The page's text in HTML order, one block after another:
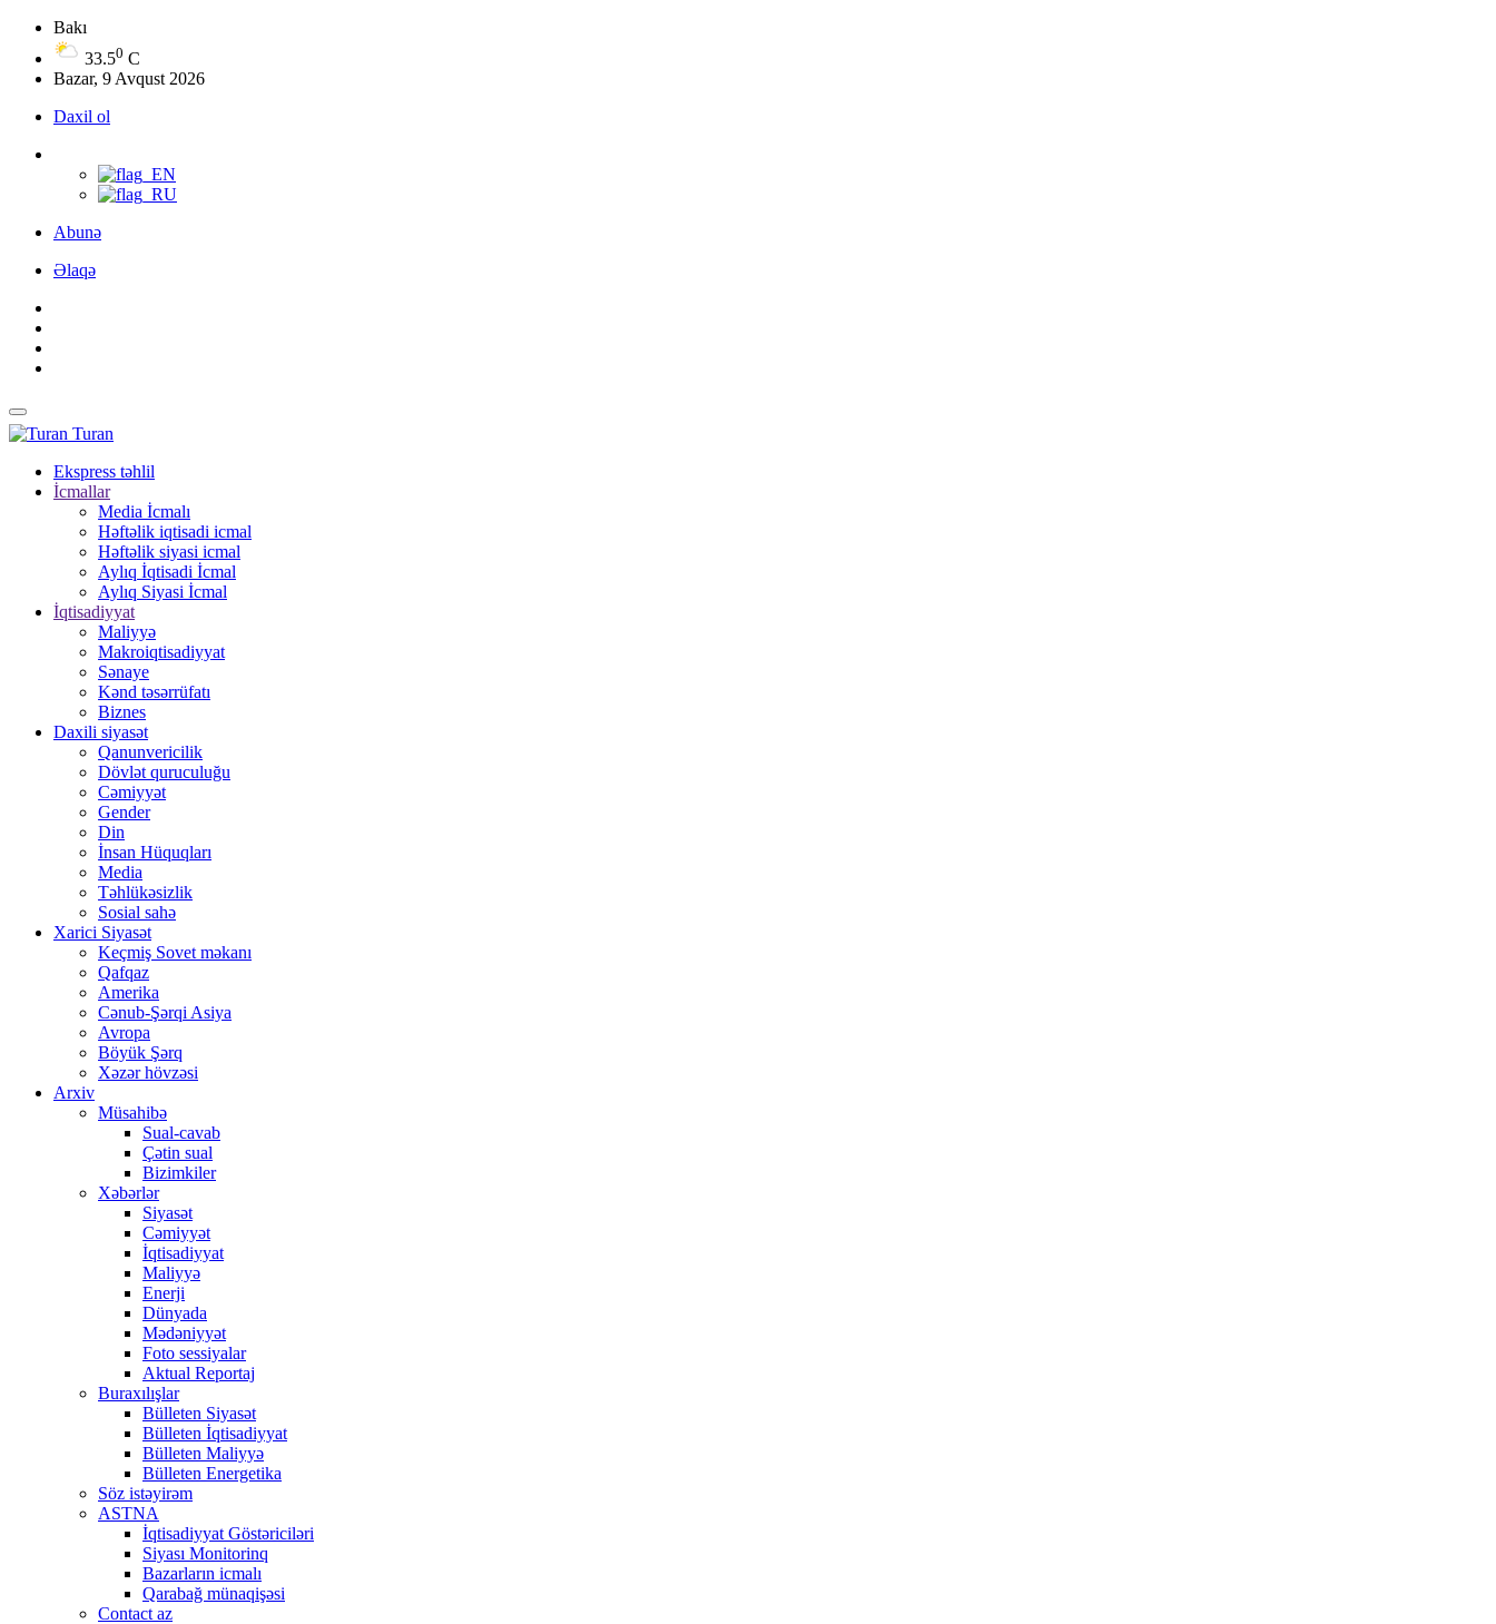
Bakı
33.50 C
Bazar, 9 Avqust 2026
Daxil ol
Abunə
Əlaqə
Turan
Ekspress təhlil
İcmallar
Media İcmalı
Həftəlik iqtisadi icmal
Həftəlik siyasi icmal
Aylıq İqtisadi İcmal
Aylıq Siyasi İcmal
İqtisadiyyat
Maliyyə
Makroiqtisadiyyat
Sənaye
Kənd təsərrüfatı
Biznes
Daxili siyasət
Qanunvericilik
Dövlət quruculuğu
Cəmiyyət
Gender
Din
İnsan Hüquqları
Media
Təhlükəsizlik
Sosial sahə
Xarici Siyasət
Keçmiş Sovet məkanı
Qafqaz
Amerika
Cənub-Şərqi Asiya
Avropa
Böyük Şərq
Xəzər hövzəsi
Arxiv
Müsahibə
Sual-cavab
Çətin sual
Bizimkiler
Xəbərlər
Siyasət
Cəmiyyət
İqtisadiyyat
Maliyyə
Enerji
Dünyada
Mədəniyyət
Foto sessiyalar
Aktual Reportaj
Buraxılışlar
Bülleten Siyasət
Bülleten İqtisadiyyat
Bülleten Maliyyə
Bülleten Energetika
Söz istəyirəm
ASTNA
İqtisadiyyat Göstəriciləri
Siyası Monitorinq
Bazarların icmalı
Qarabağ münaqişəsi
Contact az